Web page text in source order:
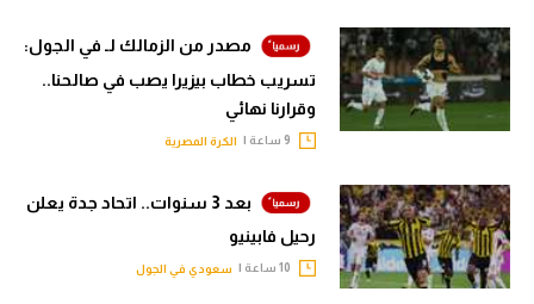
مصدر من الزمالك لـ في الجول:
تسريب خطاب بيزيرا يصب في صالحنا..
وقرارنا نهائي
الكرة المصرية
بعد 3 سنوات.. اتحاد جدة يعلن
رحيل فابينيو
سعودي في الجول